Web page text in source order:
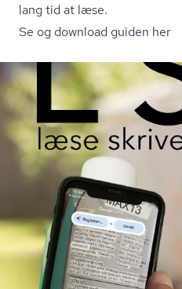
lang tid at læse.
Se og download guiden her